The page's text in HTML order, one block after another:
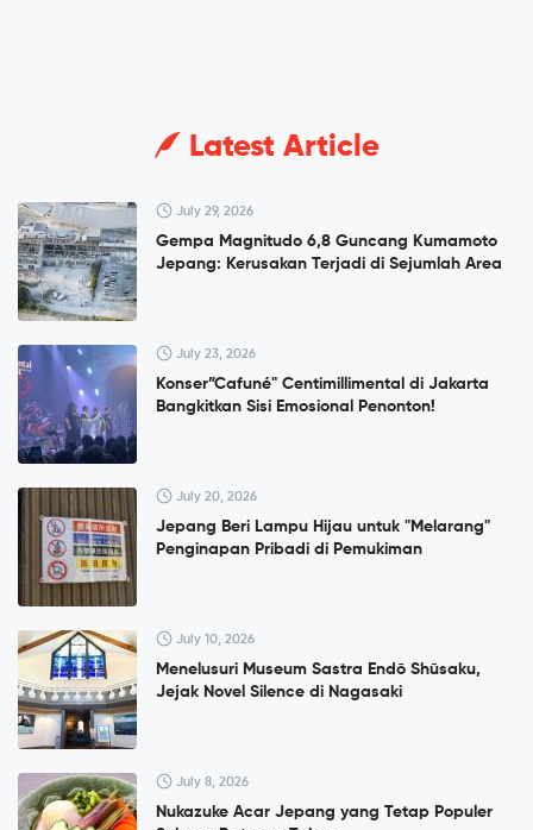
Latest Article
July 29, 2026
Gempa Magnitudo 6,8 Guncang Kumamoto
Jepang: Kerusakan Terjadi di Sejumlah Area
July 23, 2026
Konser”Cafuné" Centimillimental di Jakarta
Bangkitkan Sisi Emosional Penonton!
July 20, 2026
Jepang Beri Lampu Hijau untuk "Melarang"
Penginapan Pribadi di Pemukiman
July 10, 2026
Menelusuri Museum Sastra Endō Shūsaku,
Jejak Novel Silence di Nagasaki
July 8, 2026
Nukazuke Acar Jepang yang Tetap Populer